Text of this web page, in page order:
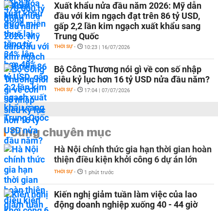
Xuất khẩu nửa đầu năm 2026: Mỹ dẫn
đầu với kim ngạch đạt trên 86 tỷ USD,
gấp 2,2 lần kim ngạch xuất khẩu sang
Trung Quốc
THỜI SỰ - 10:23 | 16/07/2026
Bộ Công Thương nói gì về con số nhập
siêu kỷ lục hơn 16 tỷ USD nửa đầu năm?
THỜI SỰ - 17:04 | 07/07/2026
Cùng chuyên mục
Hà Nội chính thức gia hạn thời gian hoàn
thiện điều kiện khởi công 6 dự án lớn
THỜI SỰ - 1 phút trước
Kiến nghị giảm tuần làm việc của lao
động doanh nghiệp xuống 40 - 44 giờ